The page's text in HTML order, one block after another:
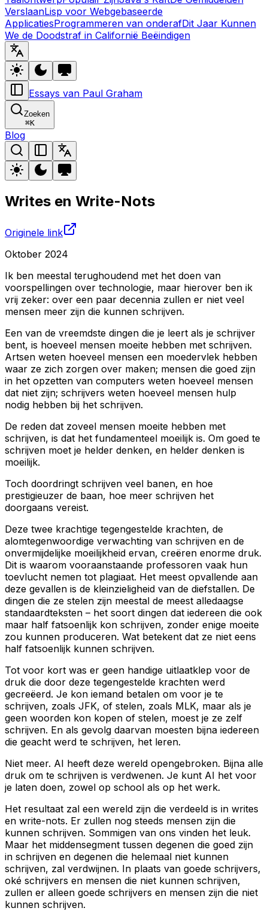
VerslaanLisp voor Webgebaseerde
ApplicatiesProgrammeren van onderafDit Jaar Kunnen
We de Doodstraf in Californië Beëindigen
Essays van Paul Graham
Zoeken
⌘K
Blog
Writes en Write-Nots
Originele link
Oktober 2024
Ik ben meestal terughoudend met het doen van
voorspellingen over technologie, maar hierover ben ik
vrij zeker: over een paar decennia zullen er niet veel
mensen meer zijn die kunnen schrijven.
Een van de vreemdste dingen die je leert als je schrijver
bent, is hoeveel mensen moeite hebben met schrijven.
Artsen weten hoeveel mensen een moedervlek hebben
waar ze zich zorgen over maken; mensen die goed zijn
in het opzetten van computers weten hoeveel mensen
dat niet zijn; schrijvers weten hoeveel mensen hulp
nodig hebben bij het schrijven.
De reden dat zoveel mensen moeite hebben met
schrijven, is dat het fundamenteel moeilijk is. Om goed te
schrijven moet je helder denken, en helder denken is
moeilijk.
Toch doordringt schrijven veel banen, en hoe
prestigieuzer de baan, hoe meer schrijven het
doorgaans vereist.
Deze twee krachtige tegengestelde krachten, de
alomtegenwoordige verwachting van schrijven en de
onvermijdelijke moeilijkheid ervan, creëren enorme druk.
Dit is waarom vooraanstaande professoren vaak hun
toevlucht nemen tot plagiaat. Het meest opvallende aan
deze gevallen is de kleinzieligheid van de diefstallen. De
dingen die ze stelen zijn meestal de meest alledaagse
standaardteksten – het soort dingen dat iedereen die ook
maar half fatsoenlijk kon schrijven, zonder enige moeite
zou kunnen produceren. Wat betekent dat ze niet eens
half fatsoenlijk kunnen schrijven.
Tot voor kort was er geen handige uitlaatklep voor de
druk die door deze tegengestelde krachten werd
gecreëerd. Je kon iemand betalen om voor je te
schrijven, zoals JFK, of stelen, zoals MLK, maar als je
geen woorden kon kopen of stelen, moest je ze zelf
schrijven. En als gevolg daarvan moesten bijna iedereen
die geacht werd te schrijven, het leren.
Niet meer. AI heeft deze wereld opengebroken. Bijna alle
druk om te schrijven is verdwenen. Je kunt AI het voor
je laten doen, zowel op school als op het werk.
Het resultaat zal een wereld zijn die verdeeld is in writes
en write-nots. Er zullen nog steeds mensen zijn die
kunnen schrijven. Sommigen van ons vinden het leuk.
Maar het middensegment tussen degenen die goed zijn
in schrijven en degenen die helemaal niet kunnen
schrijven, zal verdwijnen. In plaats van goede schrijvers,
oké schrijvers en mensen die niet kunnen schrijven,
zullen er alleen goede schrijvers en mensen zijn die niet
kunnen schrijven.